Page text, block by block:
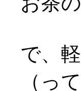
で、
（っ